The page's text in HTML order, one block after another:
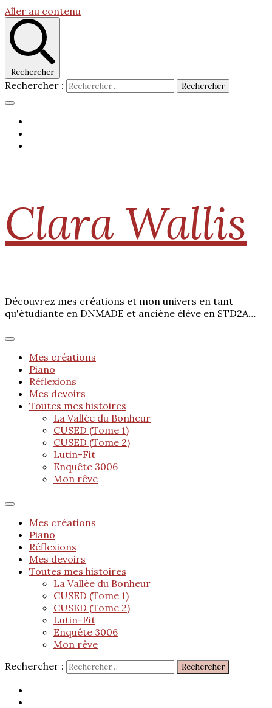
Aller au contenu
Rechercher
Rechercher :
Clara Wallis
Découvrez mes créations et mon univers en tant
qu'étudiante en DNMADE et anciène élève en STD2A…
Mes créations
Piano
Réflexions
Mes devoirs
Toutes mes histoires
La Vallée du Bonheur
CUSED (Tome 1)
CUSED (Tome 2)
Lutin-Fit
Enquête 3006
Mon rêve
Mes créations
Piano
Réflexions
Mes devoirs
Toutes mes histoires
La Vallée du Bonheur
CUSED (Tome 1)
CUSED (Tome 2)
Lutin-Fit
Enquête 3006
Mon rêve
Rechercher :